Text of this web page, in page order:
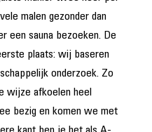
malen gezonder dan
een sauna bezoeken. De
plaats: wij baseren
onderzoek. Zo
wijze afkoelen heel
bezig en komen we met